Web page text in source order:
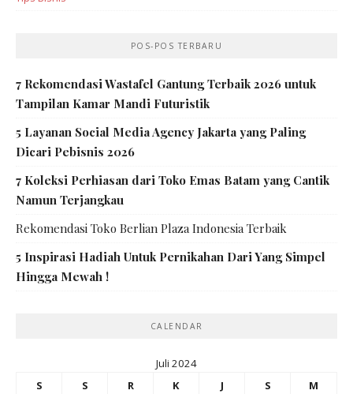
POS-POS TERBARU
7 Rekomendasi Wastafel Gantung Terbaik 2026 untuk
Tampilan Kamar Mandi Futuristik
5 Layanan Social Media Agency Jakarta yang Paling
Dicari Pebisnis 2026
7 Koleksi Perhiasan dari Toko Emas Batam yang Cantik
Namun Terjangkau
Rekomendasi Toko Berlian Plaza Indonesia Terbaik
5 Inspirasi Hadiah Untuk Pernikahan Dari Yang Simpel
Hingga Mewah !
CALENDAR
Juli 2024
S
S R K J S
M